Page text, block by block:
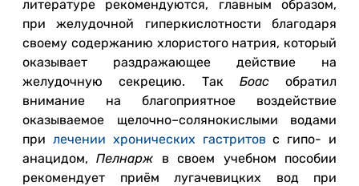
литературе рекомендуются, главным образом,
при желудочной гиперкислотности благодаря
своему содержанию хлористого натрия, который
оказывает раздражающее действие на
желудочную секрецию. Так Боасобратил
внимание на благоприятное воздействие
оказываемое щелочно–солянокислыми водами
при лечении хронических гастритов с гипо- и
анацидом,Пелнарж в своем учебном пособии
рекомендует приём лугачевицких вод при